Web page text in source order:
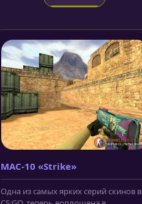
MAC-10 «Strike»
Одна из самых ярких серий скинов в